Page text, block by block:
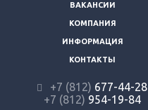
ВАКАНСИИ
КОМПАНИЯ
ИНФОРМАЦИЯ
КОНТАКТЫ
+7 (812) 677-44-28
+7 (812) 954-19-84